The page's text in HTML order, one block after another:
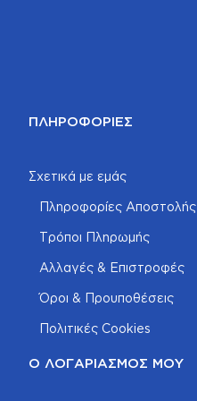
ΠΛΗΡΟΦΟΡΊΕΣ
Σχετικά με εμάς
Πληροφορίες Αποστολής
Τρόποι Πληρωμής
Αλλαγές & Επιστροφές
Όροι & Προυποθέσεις
Πολιτικές Cookies
Ο ΛΟΓΑΡΙΑΣΜΌΣ ΜΟΥ